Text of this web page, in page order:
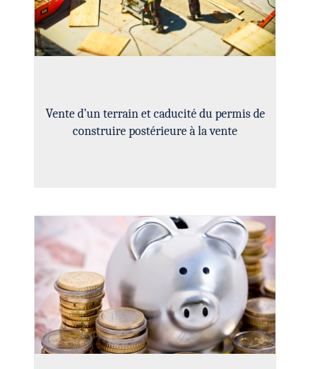
Vente d’un terrain et caducité du permis de
construire postérieure à la vente